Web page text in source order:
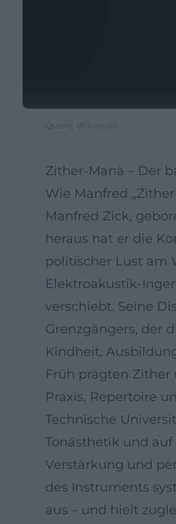
Quelle: Wikipedia
Zither-Manä – Der
Wie Manfred
Manfred Zick,
heraus hat er die
politischer Lust am
Elektroakustik-
verschiebt. Seine
Grenzgängers, der
Kindheit,
Früh prägten
Praxis, Repertoire
Technische
Tonästhetik und
Verstärkung und
des Instruments
aus – und hielt